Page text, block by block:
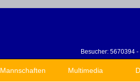
Besucher: 5670394
Mannschaften Multimedia